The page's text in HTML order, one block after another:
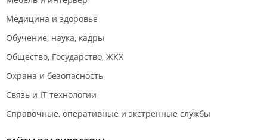
Медицина и здоровье
Обучение, наука, кадры
Общество, Государство, ЖКХ
Охрана и безопасность
Связь и IT технологии
Справочные, оперативные и экстренные службы